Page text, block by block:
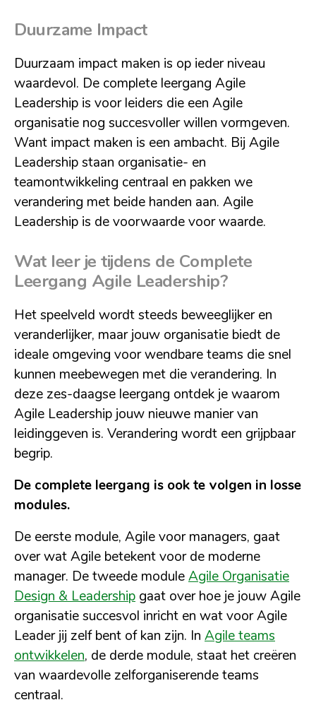
Duurzame Impact
Duurzaam impact maken is op ieder niveau
waardevol. De complete leergang Agile
Leadership is voor leiders die een Agile
organisatie nog succesvoller willen vormgeven.
Want impact maken is een ambacht. Bij Agile
Leadership staan organisatie- en
teamontwikkeling centraal en pakken we
verandering met beide handen aan. Agile
Leadership is de voorwaarde voor waarde.
Wat leer je tijdens de Complete
Leergang Agile Leadership?
Het speelveld wordt steeds beweeglijker en
veranderlijker, maar jouw organisatie biedt de
ideale omgeving voor wendbare teams die snel
kunnen meebewegen met die verandering. In
deze zes-daagse leergang ontdek je waarom
Agile Leadership jouw nieuwe manier van
leidinggeven is. Verandering wordt een grijpbaar
begrip.
De complete leergang is ook te volgen in losse
modules.
De eerste module, Agile voor managers, gaat
over wat Agile betekent voor de moderne
manager. De tweede moduleAgile Organisatie
Design & Leadership gaat overhoe je jouw Agile
organisatie succesvol inricht en wat voor Agile
Leader jij zelf bent of kan zijn. In Agile teams
ontwikkelen, de derde module, staat het creëren
van waardevolle zelforganiserende teams
centraal.